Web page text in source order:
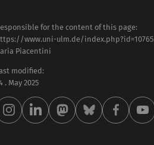
for the content of this page:
www.uni-ulm.de/index.php?id=10765
Piacentini
modified:
. May 2025